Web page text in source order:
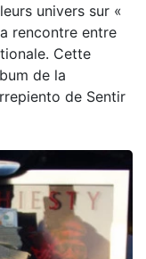
univers sur «
rencontre entre
Cette
de la
de Sentir